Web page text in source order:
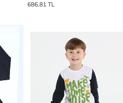
686,81 TL